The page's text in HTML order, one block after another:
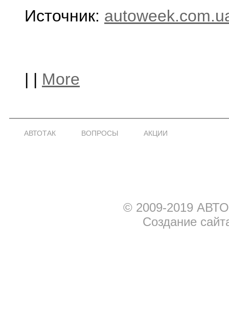
Источник:
| | More
АВТОТАК ВОПРОСЫ АКЦИИ
© 2009-2019
Создание